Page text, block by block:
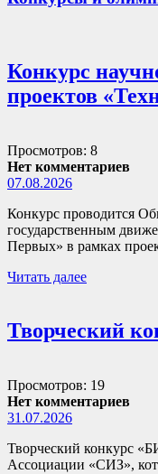
Конкурс
проектов
Просмотров: 8
Нет комментариев
07.08.2026
Конкурс проводится
государственным
Первых» в рамках
Читать далее
Творческий
Просмотров: 19
Нет комментариев
31.07.2026
Творческий конкурс
Ассоциации «СИЗ»,